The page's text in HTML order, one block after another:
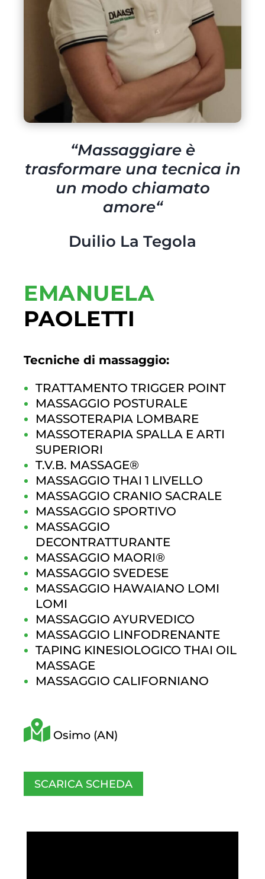
“Massaggiare è
trasformare una tecnica in
un modo chiamato
amore“
Duilio La Tegola
EMANUELA
PAOLETTI
Tecniche di massaggio:
TRATTAMENTO TRIGGER POINT
MASSAGGIO POSTURALE
MASSOTERAPIA LOMBARE
MASSOTERAPIA SPALLA E ARTI
SUPERIORI
T.V.B. MASSAGE®
MASSAGGIO THAI 1 LIVELLO
MASSAGGIO CRANIO SACRALE
MASSAGGIO SPORTIVO
MASSAGGIO
DECONTRATTURANTE
MASSAGGIO MAORI®
MASSAGGIO SVEDESE
MASSAGGIO HAWAIANO LOMI
LOMI
MASSAGGIO AYURVEDICO
MASSAGGIO LINFODRENANTE
TAPING KINESIOLOGICO THAI OIL
MASSAGE
MASSAGGIO CALIFORNIANO
Osimo (AN)
SCARICA SCHEDA